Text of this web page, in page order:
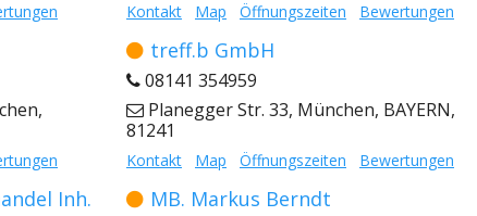
Kontakt Map Öffnungszeiten Bewertungen
treff.b GmbH
08141 354959
Planegger Str. 33, München, BAYERN,
81241
Kontakt Map Öffnungszeiten Bewertungen
Inh.
MB. Markus Berndt